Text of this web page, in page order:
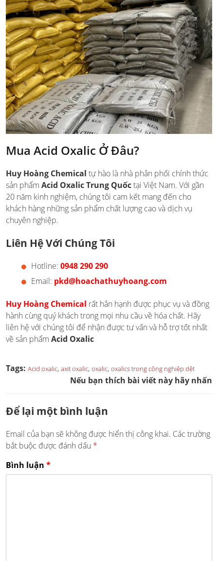
Mua Acid Oxalic Ở Đâu?
Huy Hoàng Chemical tự hào là nhà phân phối chính thức
sản phẩm Acid Oxalic Trung Quốctại Việt Nam. Với gần
20 năm kinh nghiệm, chúng tôi cam kết mang đến cho
khách hàng những sản phẩm chất lượng cao và dịch vụ
chuyên nghiệp.
Liên Hệ Với Chúng Tôi
Hotline: 0948 290 290
Email: pkd@hoachathuyhoang.com
Huy Hoàng Chemical rất hân hạnh được phục vụ và đồng
hành cùng quý khách trong mọi nhu cầu về hóa chất. Hãy
liên hệ với chúng tôi để nhận được tư vấn và hỗ trợ tốt nhất
về sản phẩm Acid Oxalic
Tags: Acid oxalic, axit oxalic, oxalic, oxalics trong công nghiệp dệt
Nếu bạn thích bài viết này hãy nhấn
Để lại một bình luận
Email của bạn sẽ không được hiển thị công khai. Các trường
bắt buộc được đánh dấu *
Bình luận *